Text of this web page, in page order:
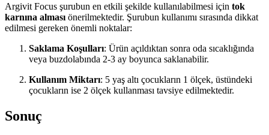
Argivit Focus şurubun en etkili şekilde kullanılabilmesi için tok
karnına alması önerilmektedir. Şurubun kullanımı sırasında dikkat
edilmesi gereken önemli noktalar:
Saklama Koşulları: Ürün açıldıktan sonra oda sıcaklığında
veya buzdolabında 2-3 ay boyunca saklanabilir.
Kullanım Miktarı: 5 yaş altı çocukların 1 ölçek, üstündeki
çocukların ise 2 ölçek kullanması tavsiye edilmektedir.
Sonuç